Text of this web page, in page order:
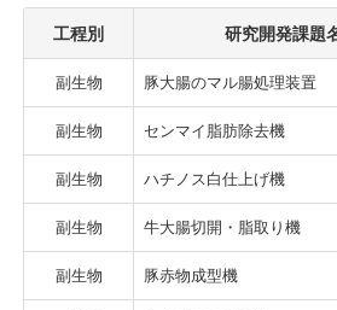
工程別 研究開発課題
副生物 豚大腸のマル腸処理装置
副生物 センマイ脂肪除去機
副生物 ハチノス白仕上げ機
副生物 牛大腸切開・脂取り機
副生物 豚赤物成型機